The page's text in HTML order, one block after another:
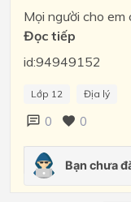
Mọi người cho
Đọc tiếp
id:94949152
Lớp 12 Địa lý
0 0